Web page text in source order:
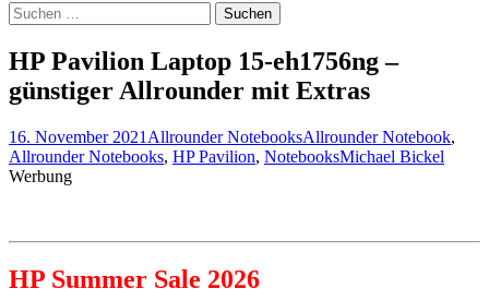
Suche
nach:
HP Pavilion Laptop 15-eh1756ng –
günstiger Allrounder mit Extras
16. November 2021 Allrounder NotebooksAllrounder Notebook,
Allrounder Notebooks, HP Pavilion, NotebooksMichael Bickel
Werbung
HP Summer Sale 2026